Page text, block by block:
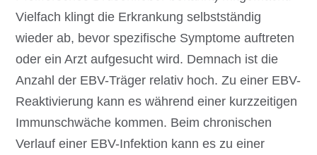
Vielfach klingt die Erkrankung selbstständig
wieder ab, bevor spezifische Symptome auftreten
oder ein Arzt aufgesucht wird. Demnach ist die
Anzahl der EBV-Träger relativ hoch. Zu einer EBV-
Reaktivierung kann es während einer kurzzeitigen
Immunschwäche kommen. Beim chronischen
Verlauf einer EBV-Infektion kann es zu einer